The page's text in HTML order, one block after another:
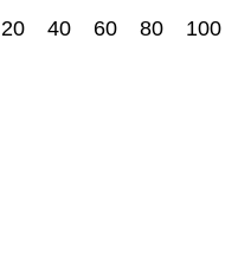
20 40 60 80 100